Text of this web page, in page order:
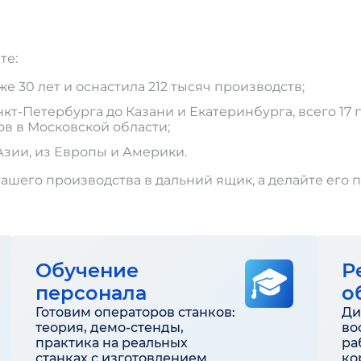
лет и оснастила 212 тысяч производств;
Петербурга до Казани и Екатеринбурга, всего 17
в Московской области;
из Европы и Америки.
производства в дальний ящик, а делайте
Обучение
персонала
Готовим операторов станков:
теория, демо-стенды,
практика на реальных
станках с изготовлением